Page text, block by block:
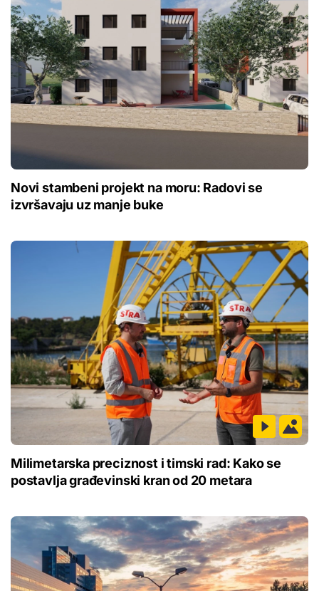
Novi stambeni projekt na moru: Radovi se
izvršavaju uz manje buke
Milimetarska preciznost i timski rad: Kako se
postavlja građevinski kran od 20 metara